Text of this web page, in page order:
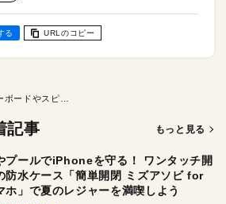
る URLのコピー
記事 もっと見る
プールでiPhoneを守る！ ワンタッチ開
防水ケース「簡単開閉 ミズアソビ for
ホ」で夏のレジャーを満喫しよう